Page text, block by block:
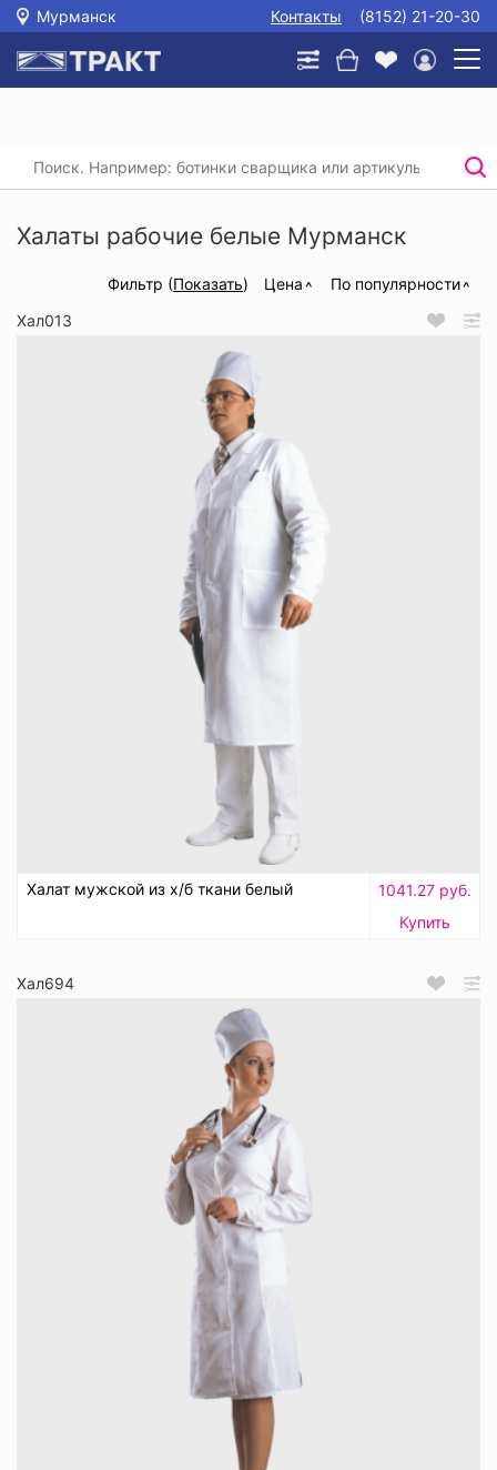
Мурманск Контакты (8152) 21-20-30
Главная / /
Халаты рабочие белые
Халаты рабочие белые Мурманск
Фильтр (Показать) Цена
По популярности
Хал013
Халат мужской из х/б ткани белый
1041.27 руб.
Купить
Хал694